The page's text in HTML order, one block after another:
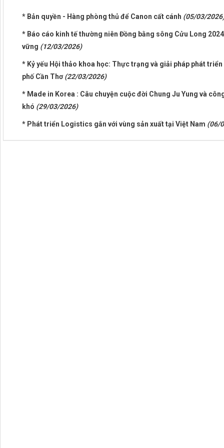
* Bản quyền - Hàng phòng thủ để Canon cất cánh (05/03/
* Báo cáo kinh tế thường niên Đồng bằng sông Cửu Long
vững (12/03/2026)
* Kỷ yếu Hội thảo khoa học: Thực trạng và giải pháp phát
phố Cần Thơ(22/03/2026)
* Made in Korea : Câu chuyện cuộc đời Chung Ju Yung và
khó (29/03/2026)
* Phát triển Logistics gắn với vùng sản xuất tại Việt Nam (06/